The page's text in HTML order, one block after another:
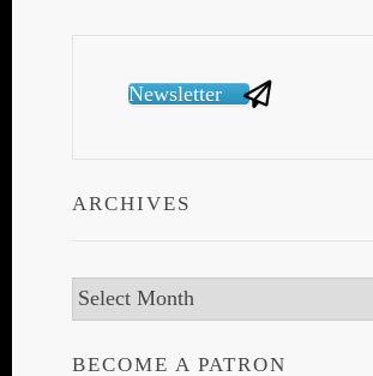
Newsletter
ARCHIVES
Archives
BECOME A PATRON